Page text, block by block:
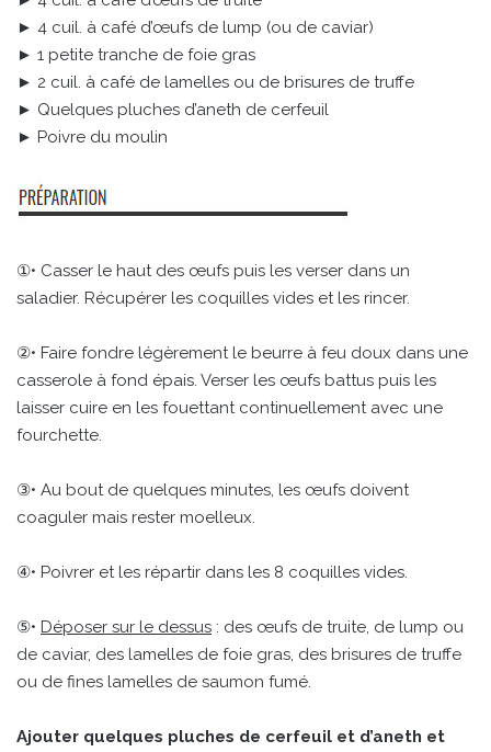
► 4 cuil. à café d’œufs de lump (ou de caviar)
► 1 petite tranche de foie gras
► 2 cuil. à café de lamelles ou de brisures de truffe
► Quelques pluches d’aneth de cerfeuil
► Poivre du moulin
①• Casser le haut des œufs puis les verser dans un
saladier. Récupérer les coquilles vides et les rincer.
②• Faire fondre légèrement le beurre à feu doux dans une
casserole à fond épais. Verser les œufs battus puis les
laisser cuire en les fouettant continuellement avec une
fourchette.
③• Au bout de quelques minutes, les œufs doivent
coaguler mais rester moelleux.
④• Poivrer et les répartir dans les 8 coquilles vides.
⑤• Déposer sur le dessus : des œufs de truite, de lump ou
de caviar, des lamelles de foie gras, des brisures de truffe
ou de fines lamelles de saumon fumé.
Ajouter quelques pluches de cerfeuil et d’aneth et